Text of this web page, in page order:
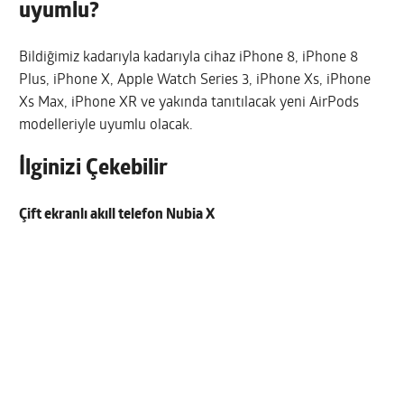
uyumlu?
Bildiğimiz kadarıyla kadarıyla cihaz iPhone 8, iPhone 8
Plus, iPhone X, Apple Watch Series 3, iPhone Xs, iPhone
Xs Max, iPhone XR ve yakında tanıtılacak yeni AirPods
modelleriyle uyumlu olacak.
İlginizi Çekebilir
Çift ekranlı akıll telefon Nubia X